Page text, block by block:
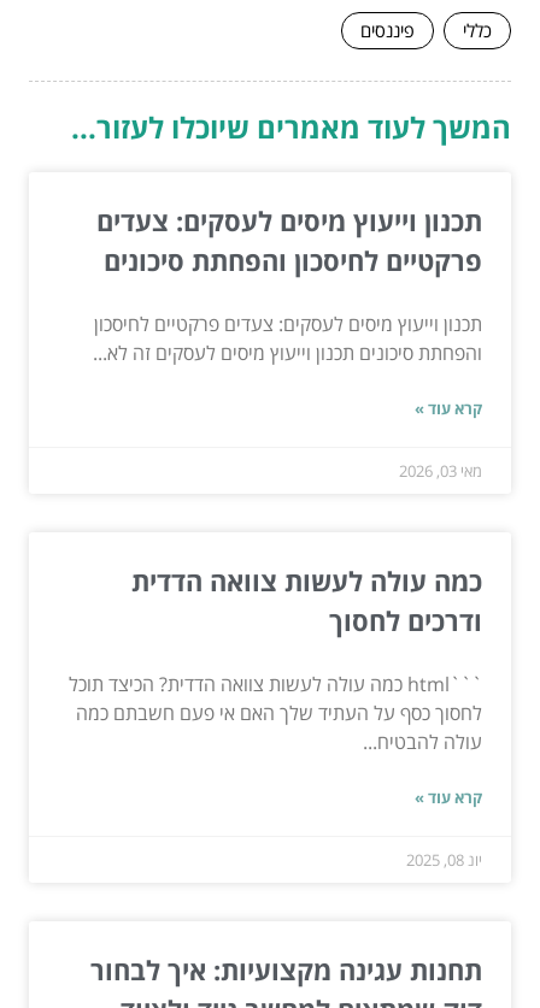
כללי פיננסים
המשך לעוד מאמרים שיוכלו לעזור...
תכנון וייעוץ מיסים לעסקים: צעדים
פרקטיים לחיסכון והפחתת סיכונים
תכנון וייעוץ מיסים לעסקים: צעדים פרקטיים לחיסכון
והפחתת סיכונים תכנון וייעוץ מיסים לעסקים זה לא...
קרא עוד »
מאי 03, 2026
כמה עולה לעשות צוואה הדדית
ודרכים לחסוך
```html כמה עולה לעשות צוואה הדדית? הכיצד תוכל
לחסוך כסף על העתיד שלך האם אי פעם חשבתם כמה
עולה להבטיח...
קרא עוד »
יונ 08, 2025
תחנות עגינה מקצועיות: איך לבחור